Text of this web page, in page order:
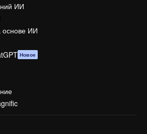
ИИ
основе ИИ
Новое